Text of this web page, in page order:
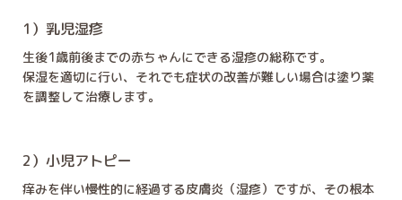
1）乳児湿疹
生後1歳前後までの赤ちゃんにできる湿疹の総称です。
保湿を適切に行い、それでも症状の改善が難しい場合は塗り薬
を調整して治療します。
2）小児アトピー
痒みを伴い慢性的に経過する皮膚炎（湿疹）ですが、その根本